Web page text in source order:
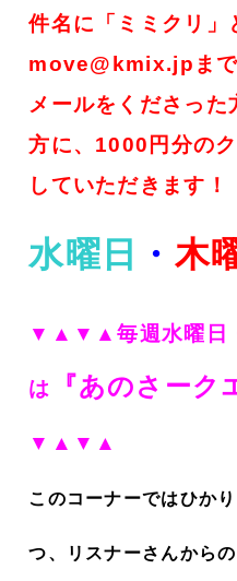
件名に「ミミクリ」
move@kmix.jpまで
メールをくださっ
方に、1000円分の
していただきます！
水曜日 ・ 木
▼▲▼▲毎週水曜日
は 『あのさーク
▼▲▼▲
このコーナーではひか
つ、リスナーさんから